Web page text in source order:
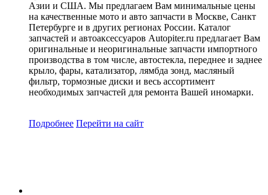
Азии и США. Мы предлагаем Вам минимальные цены
на качественные мото и авто запчасти в Москве, Санкт
Петербурге и в других регионах России. Каталог
запчастей и автоаксессуаров Autopiter.ru предлагает Вам
оригинальные и неоригинальные запчасти импортного
производства в том числе, автостекла, переднее и заднее
крыло, фары, катализатор, лямбда зонд, масляный
фильтр, тормозные диски и весь ассортимент
необходимых запчастей для ремонта Вашей иномарки.
Подробнее Перейти на сайт